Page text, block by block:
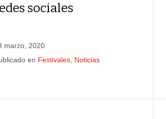
sociales
marzo, 2020
en Festivales Noticias